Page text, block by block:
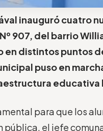
inauguró cuatro
907, del barrio
en distintos puntos
puso en
educativa
para que los
pública, el jefe